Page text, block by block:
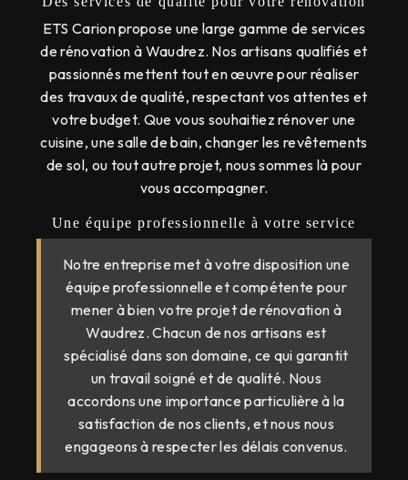
ETS Carion propose une large gamme de services
de rénovation à Waudrez. Nos artisans qualifiés et
passionnés mettent tout en œuvre pour réaliser
des travaux de qualité, respectant vos attentes et
votre budget. Que vous souhaitiez rénover une
cuisine, une salle de bain, changer les revêtements
de sol, ou tout autre projet, nous sommes là pour
vous accompagner.
Une équipe professionnelle à votre service
Notre entreprise met à votre disposition une
équipe professionnelle et compétente pour
mener à bien votre projet de rénovation à
Waudrez. Chacun de nos artisans est
spécialisé dans son domaine, ce qui garantit
un travail soigné et de qualité. Nous
accordons une importance particulière à la
satisfaction de nos clients, et nous nous
engageons à respecter les délais convenus.